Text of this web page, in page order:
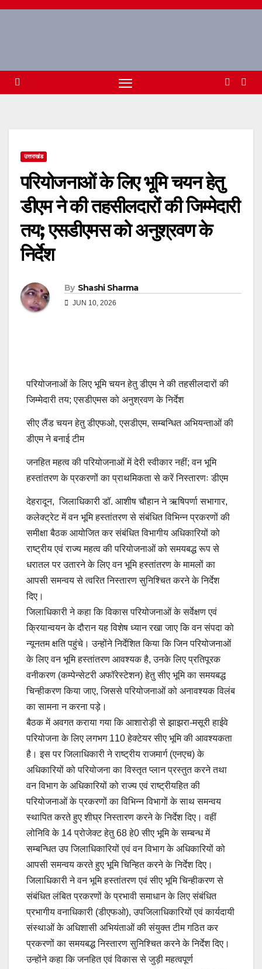
Skip
उत्तराखंड
परियोजनाओं के लिए भूमि चयन हेतु
डीएम ने की तहसीलदारों की जिम्मेदारी
तय; एसडीएमस को अनुश्रवण के
निर्देश
By Shashi Sharma
JUN 10, 2026
परियोजनाओं के लिए भूमि चयन हेतु डीएम ने की तहसीलदारों की
जिम्मेदारी तय; एसडीएमस को अनुश्रवण के निर्देश
सीए लैंड चयन हेतु डीएफओ, एसडीएम, सम्बन्धित अभियन्ताओं की
डीएम ने बनाई टीम
जनहित महत्व की परियोजनाओं में देरी स्वीकार नहीं; वन भूमि
हस्तांतरण के प्रकरणों का प्राथमिकता से करें निस्तारणः डीएम
देहरादून, जिलाधिकारी डॉ. आशीष चौहान ने ऋषिपर्णा सभागार,
कलेक्ट्रेट में वन भूमि हस्तांतरण से संबंधित विभिन्न प्रकरणों की
समीक्षा बैठक आयोजित कर संबंधित विभागीय अधिकारियों को
राष्ट्रीय एवं राज्य महत्व की परियोजनाओं को समयबद्ध रूप से
धरातल पर उतारने के लिए वन भूमि हस्तांतरण के मामलों का
आपसी समन्वय से त्वरित निस्तारण सुनिश्चित करने के निर्देश
दिए।
जिलाधिकारी ने कहा कि विकास परियोजनाओं के सर्वेक्षण एवं
क्रियान्वयन के दौरान यह विशेष ध्यान रखा जाए कि वन संपदा को
न्यूनतम क्षति पहुंचे। उन्होंने निर्देशित किया कि जिन परियोजनाओं
के लिए वन भूमि हस्तांतरण आवश्यक है, उनके लिए प्रतिपूरक
वनीकरण (कम्पेन्सेटरी अफॉरेस्टेशन) हेतु सीए भूमि का समयबद्ध
चिन्हीकरण किया जाए, जिससे परियोजनाओं को अनावश्यक विलंब
का सामना न करना पड़े।
बैठक में अवगत कराया गया कि आशारोड़ी से झाझरा-मसूरी हाईवे
परियोजना के लिए लगभग 110 हेक्टेयर सीए भूमि की आवश्यकता
है। इस पर जिलाधिकारी ने राष्ट्रीय राजमार्ग (एनएच) के
अधिकारियों को परियोजना का विस्तृत प्लान प्रस्तुत करने तथा
वन विभाग के अधिकारियों को राज्य एवं राष्ट्रीयहित की
परियोजनाओं के प्रकरणों का विभिन्न विभागों के साथ समन्वय
स्थापित करते हुए शीघ्र निस्तारण करने के निर्देश दिए। वहीं
लोनिवि के 14 प्रोजेक्ट हेतु 68 हे0 सीए भूमि के सम्बन्ध में
सम्बन्धित उप जिलाधिकारियों एवं वन विभाग के अधिकारियों को
आपसी समन्वय करते हुए भूमि चिन्हित करने के निर्देश दिए।
जिलाधिकारी ने वन भूमि हस्तांतरण एवं सीए भूमि चिन्हीकरण से
संबंधित लंबित प्रकरणों के प्रभावी समाधान के लिए संबंधित
प्रभागीय वनाधिकारी (डीएफओ), उपजिलाधिकारियों एवं कार्यदायी
संस्थाओं के अधिशासी अभियंताओं की संयुक्त टीम गठित कर
प्रकरणों का समयबद्ध निस्तारण सुनिश्चित करने के निर्देश दिए।
उन्होंने कहा कि जनहित एवं विकास से जुड़ी महत्वपूर्ण